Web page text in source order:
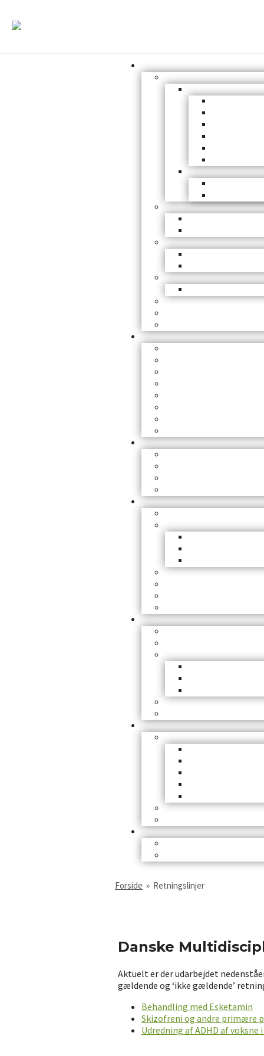
Forside » Retningslinjer
Danske
Aktuelt er der udarbejdet
gældende og ‘ikke gældende’
Behandling med Esketamin
Skizofreni og andre primære
Udredning af ADHD af